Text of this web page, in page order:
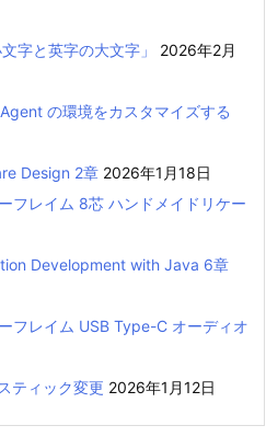
字と英字の大文字」
2026年2月
の環境をカスタマイズする
Design 2章 2026年1月18日
フレイム 8芯 ハンドメイドリケー
Development with Java 6章
フレイム USB Type-C オーディオ
ティック変更 2026年1月12日